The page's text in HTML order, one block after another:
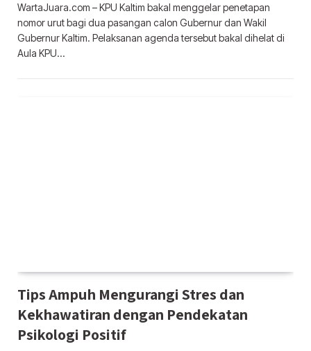
WartaJuara.com – KPU Kaltim bakal menggelar penetapan
nomor urut bagi dua pasangan calon Gubernur dan Wakil
Gubernur Kaltim. Pelaksanan agenda tersebut bakal dihelat di
Aula KPU…
Tips Ampuh Mengurangi Stres dan
Kekhawatiran dengan Pendekatan
Psikologi Positif